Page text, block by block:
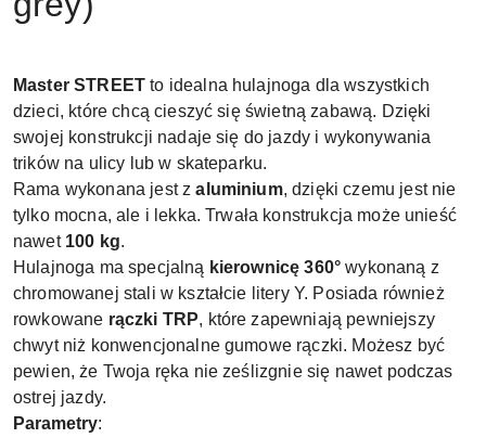
Master STREET to idealna hulajnoga dla wszystkich
dzieci, które chcą cieszyć się świetną zabawą. Dzięki
swojej konstrukcji nadaje się do jazdy i wykonywania
trików na ulicy lub w skateparku.
Rama wykonana jest zaluminium, dzięki czemu jest nie
tylko mocna, ale i lekka. Trwała konstrukcja może unieść
nawet 100 kg.
Hulajnoga ma specjalną kierownicę 360° wykonaną z
chromowanej stali w kształcie litery Y. Posiada również
rowkowane rączki TRP, które zapewniają pewniejszy
chwyt niż konwencjonalne gumowe rączki. Możesz być
pewien, że Twoja ręka nie ześlizgnie się nawet podczas
ostrej jazdy.
Parametry: